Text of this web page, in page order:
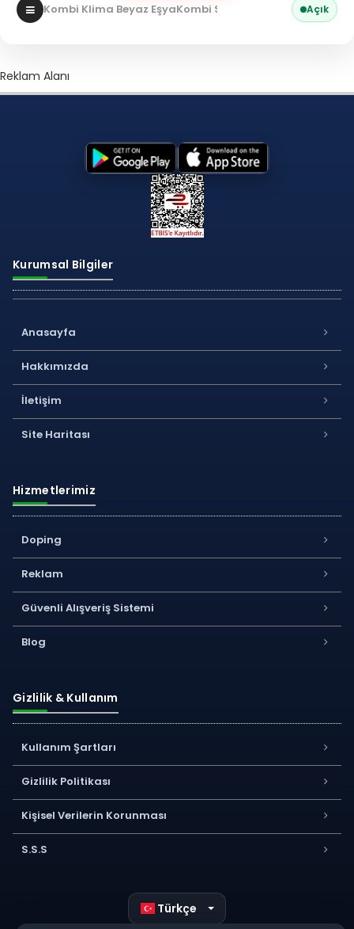
Kombi Klima Beyaz EşyaKombi Servisi Açık
Reklam Alanı
Kurumsal Bilgiler
Anasayfa
Hakkımızda
İletişim
Site Haritası
Hizmetlerimiz
Doping
Reklam
Güvenli Alışveriş Sistemi
Blog
Gizlilik & Kullanım
Kullanım Şartları
Gizlilik Politikası
Kişisel Verilerin Korunması
S.S.S
Türkçe